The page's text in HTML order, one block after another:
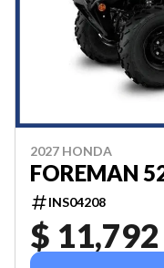
2027 HONDA
FOREMAN
INS04208
$ 11,792